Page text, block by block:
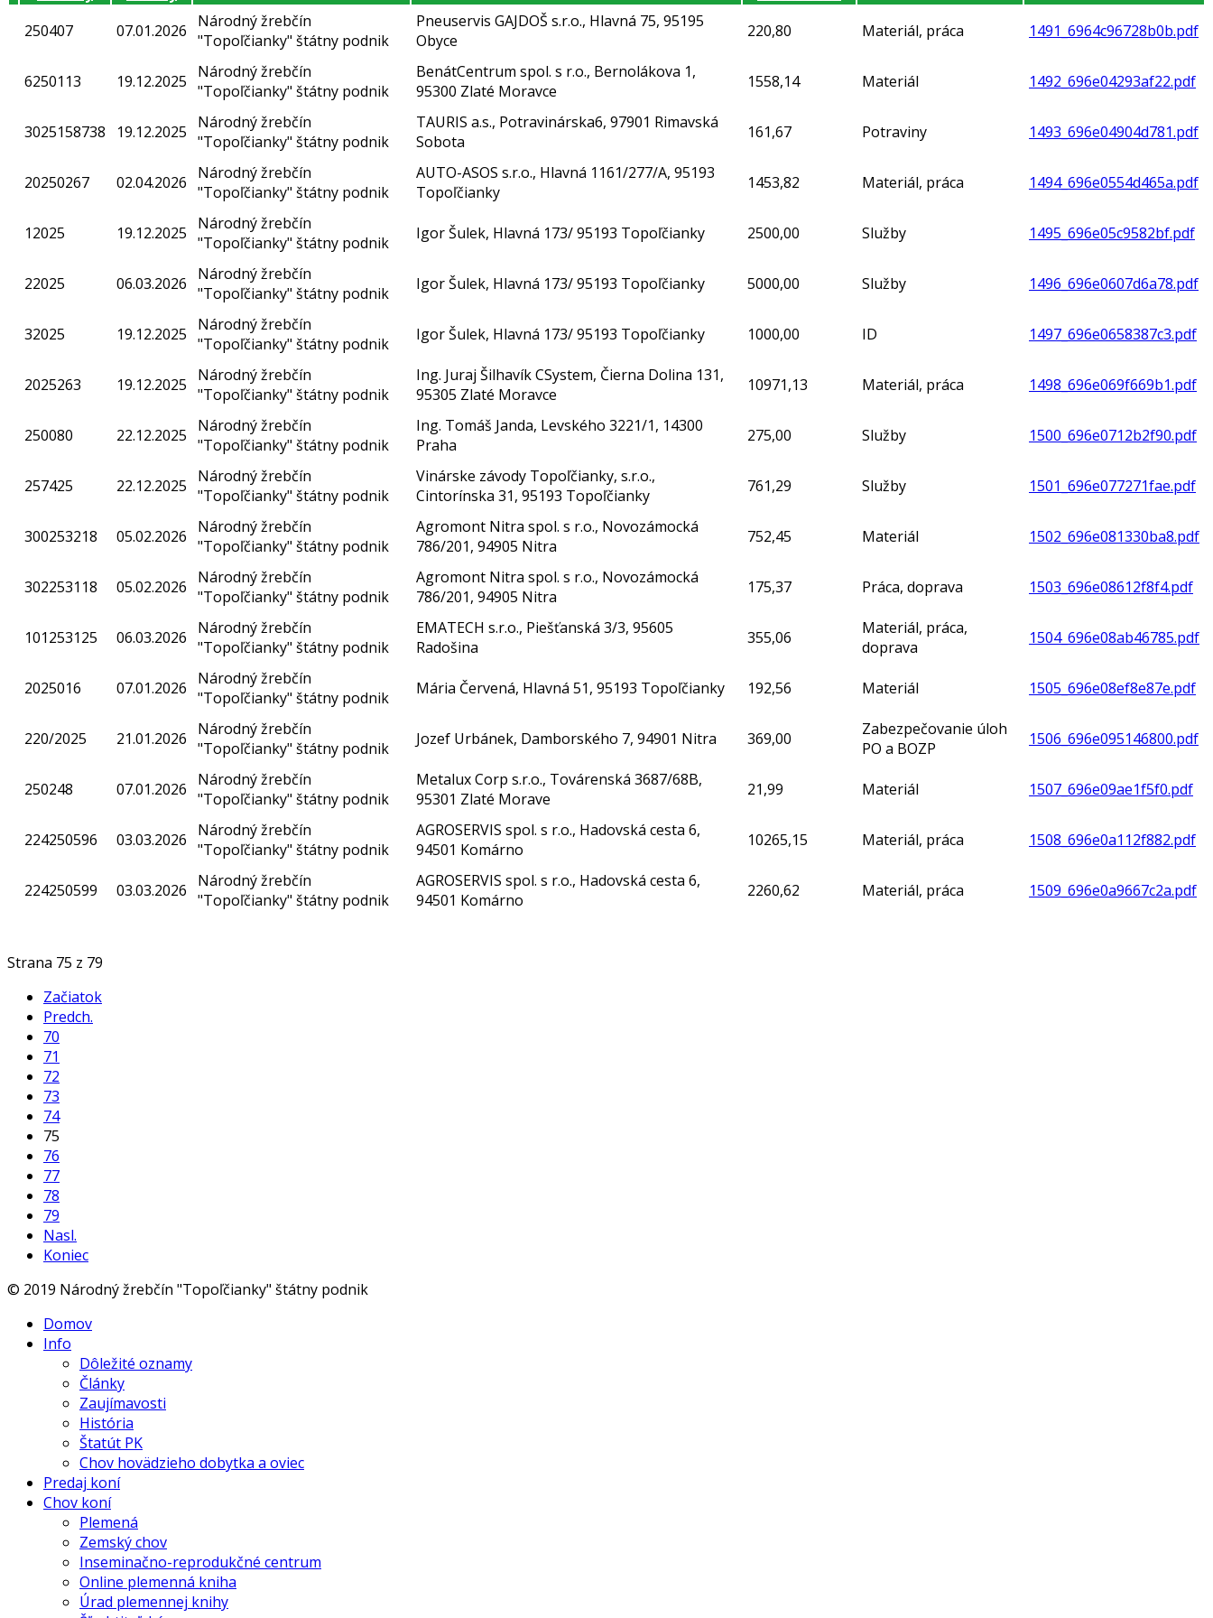
250407 07.01.2026
Národný žrebčín
"Topoľčianky" štátny podnik
Pneuservis GAJDOŠ s.r.o., Hlavná 75, 95195
Obyce
220,80 Materiál, práca 1491_6964c96728b0b.pdf
6250113 19.12.2025
Národný žrebčín
"Topoľčianky" štátny podnik
BenátCentrum spol. s r.o., Bernolákova 1,
95300 Zlaté Moravce
1558,14 Materiál 1492_696e04293af22.pdf
3025158738 19.12.2025
Národný žrebčín
"Topoľčianky" štátny podnik
TAURIS a.s., Potravinárska6, 97901 Rimavská
Sobota
161,67 Potraviny 1493_696e04904d781.pdf
20250267 02.04.2026
Národný žrebčín
"Topoľčianky" štátny podnik
AUTO-ASOS s.r.o., Hlavná 1161/277/A, 95193
Topoľčianky
1453,82 Materiál, práca 1494_696e0554d465a.pdf
12025 19.12.2025
Národný žrebčín
"Topoľčianky" štátny podnik
Igor Šulek, Hlavná 173/ 95193 Topoľčianky 2500,00 Služby 1495_696e05c9582bf.pdf
22025 06.03.2026
Národný žrebčín
"Topoľčianky" štátny podnik
Igor Šulek, Hlavná 173/ 95193 Topoľčianky 5000,00 Služby 1496_696e0607d6a78.pdf
32025 19.12.2025
Národný žrebčín
"Topoľčianky" štátny podnik
Igor Šulek, Hlavná 173/ 95193 Topoľčianky 1000,00 ID 1497_696e0658387c3.pdf
2025263 19.12.2025
Národný žrebčín
"Topoľčianky" štátny podnik
Ing. Juraj Šilhavík CSystem, Čierna Dolina 131,
95305 Zlaté Moravce
10971,13 Materiál, práca 1498_696e069f669b1.pdf
250080 22.12.2025
Národný žrebčín
"Topoľčianky" štátny podnik
Ing. Tomáš Janda, Levského 3221/1, 14300
Praha
275,00 Služby 1500_696e0712b2f90.pdf
257425 22.12.2025
Národný žrebčín
"Topoľčianky" štátny podnik
Vinárske závody Topoľčianky, s.r.o.,
Cintorínska 31, 95193 Topoľčianky
761,29 Služby 1501_696e077271fae.pdf
300253218 05.02.2026
Národný žrebčín
"Topoľčianky" štátny podnik
Agromont Nitra spol. s r.o., Novozámocká
786/201, 94905 Nitra
752,45 Materiál 1502_696e081330ba8.pdf
302253118 05.02.2026
Národný žrebčín
"Topoľčianky" štátny podnik
Agromont Nitra spol. s r.o., Novozámocká
786/201, 94905 Nitra
175,37 Práca, doprava 1503_696e08612f8f4.pdf
101253125 06.03.2026
Národný žrebčín
"Topoľčianky" štátny podnik
EMATECH s.r.o., Piešťanská 3/3, 95605
Radošina
355,06
Materiál, práca,
doprava
1504_696e08ab46785.pdf
2025016 07.01.2026
Národný žrebčín
"Topoľčianky" štátny podnik
Mária Červená, Hlavná 51, 95193 Topoľčianky 192,56 Materiál 1505_696e08ef8e87e.pdf
220/2025 21.01.2026
Národný žrebčín
"Topoľčianky" štátny podnik
Jozef Urbánek, Damborského 7, 94901 Nitra 369,00
Zabezpečovanie úloh
PO a BOZP
1506_696e095146800.pdf
250248 07.01.2026
Národný žrebčín
"Topoľčianky" štátny podnik
Metalux Corp s.r.o., Továrenská 3687/68B,
95301 Zlaté Morave
21,99 Materiál 1507_696e09ae1f5f0.pdf
224250596 03.03.2026
Národný žrebčín
"Topoľčianky" štátny podnik
AGROSERVIS spol. s r.o., Hadovská cesta 6,
94501 Komárno
10265,15 Materiál, práca 1508_696e0a112f882.pdf
224250599 03.03.2026
Národný žrebčín
"Topoľčianky" štátny podnik
AGROSERVIS spol. s r.o., Hadovská cesta 6,
94501 Komárno
2260,62 Materiál, práca 1509_696e0a9667c2a.pdf
Strana 75 z 79
Začiatok
Predch.
70
71
72
73
74
75
76
77
78
79
Nasl.
Koniec
© 2019 Národný žrebčín "Topoľčianky" štátny podnik
Domov
Info
Dôležité oznamy
Články
Zaujímavosti
História
Štatút PK
Chov hovädzieho dobytka a oviec
Predaj koní
Chov koní
Plemená
Zemský chov
Inseminačno-reprodukčné centrum
Online plemenná kniha
Úrad plemennej knihy